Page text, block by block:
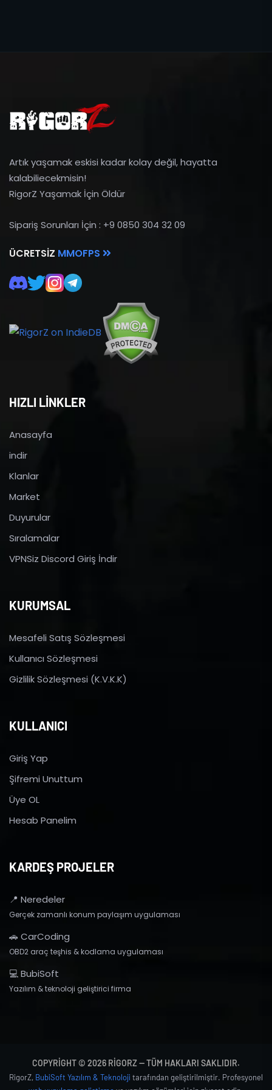
Artık yaşamak eskisi kadar kolay değil, hayatta
kalabiliecekmisin!
RigorZ Yaşamak İçin Öldür
Sipariş Sorunları İçin : +9 0850 304 32 09
ÜCRETSIZ MMOFPS
HIZLI LİNKLER
Anasayfa
indir
Klanlar
Market
Duyurular
Sıralamalar
VPNSiz Discord Giriş İndir
KURUMSAL
Mesafeli Satış Sözleşmesi
Kullanıcı Sözleşmesi
Gizlilik Sözleşmesi (K.V.K.K)
KULLANICI
Giriş Yap
Şifremi Unuttum
Üye OL
Hesab Panelim
KARDEŞ PROJELER
📍 Neredeler
Gerçek zamanlı konum paylaşım uygulaması
🚗 CarCoding
OBD2 araç teşhis & kodlama uygulaması
💻 BubiSoft
Yazılım & teknoloji geliştirici firma
COPYRIGHT © 2026 RIGORZ — TÜM HAKLARI SAKLIDIR.
RigorZ, BubiSoft Yazılım & Teknoloji tarafından geliştirilmiştir. Profesyonel